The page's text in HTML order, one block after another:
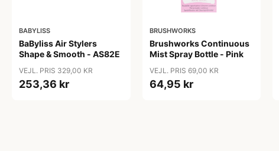
BABYLISS
BaByliss Air Stylers
Shape & Smooth - AS82E
VEJL. PRIS 329,00 KR
253,36 kr
BRUSHWORKS
Brushworks Continuous
Mist Spray Bottle - Pink
VEJL. PRIS 69,00 KR
64,95 kr